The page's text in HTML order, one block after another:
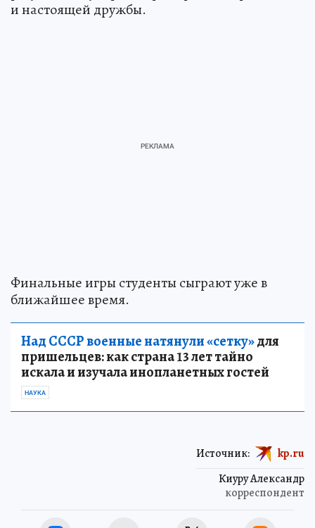
и настоящей дружбы.
Финальные игры студенты сыграют уже в
ближайшее время.
Над СССР военные натянули «сетку»для
пришельцев: как страна 13 лет тайно
искала и изучала инопланетных гостей
НАУКА
Киуру Александр
корреспондент
Источник: kp.ru